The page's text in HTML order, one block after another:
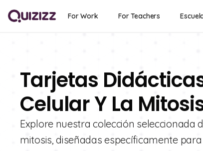
For Work For Teachers
Tarjetas
Celular Y La
Explore nuestra colección seleccionada
mitosis, diseñadas específicamente